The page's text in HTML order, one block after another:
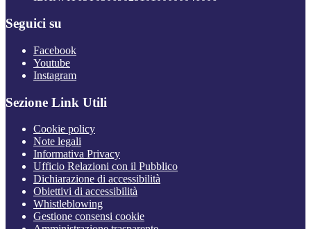
Seguici su
Facebook
Youtube
Instagram
Sezione Link Utili
Cookie policy
Note legali
Informativa Privacy
Ufficio Relazioni con il Pubblico
Dichiarazione di accessibilità
Obiettivi di accessibilità
Whistleblowing
Gestione consensi cookie